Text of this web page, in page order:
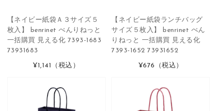
【ネイビー紙袋Ａ３サイズ５
枚入】 benrinet べんりねっと
一括購買 見える化 7393-1683
73931683
¥1,141 （税込）
【ネイビー紙袋ランチバッグ
サイズ５枚入】 benrinet べん
りねっと 一括購買 見える化
7393-1652 73931652
¥676 （税込）